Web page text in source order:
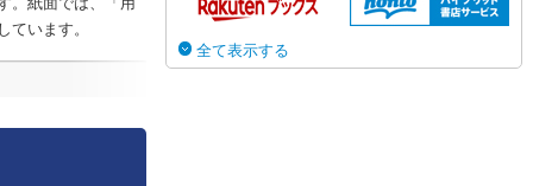
います。
全て表示する